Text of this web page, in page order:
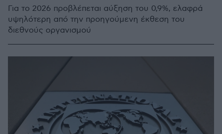
Για το 2026 προβλέπεται αύξηση του 0,9%, ελαφρά
υψηλότερη από την προηγούμενη έκθεση του
διεθνούς οργανισμού